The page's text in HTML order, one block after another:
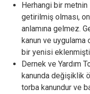
Herhangi bir
getirilmiş olması,
anlamına gelmez.
kanun ve uygulama
bir yenisi
Dernek ve Yardım
kanunda değişiklik
torba kanundur ve